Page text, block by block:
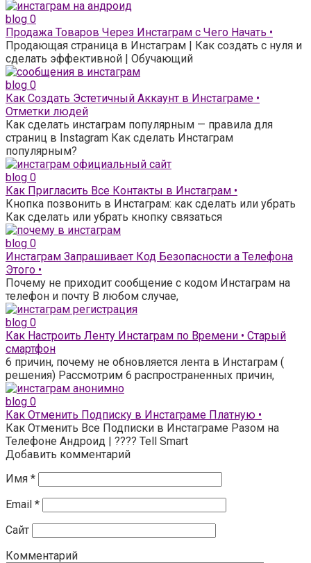
blog 0
Продажа Товаров Через Инстаграм с Чего Начать •
Продающая страница в Инстаграм | Как создать с нуля и
сделать эффективной | Обучающий
blog 0
Как Создать Эстетичный Аккаунт в Инстаграме •
Отметки людей
Как сделать инстаграм популярным — правила для
страниц в Instagram Как сделать Инстаграм
популярным?
blog 0
Как Пригласить Все Контакты в Инстаграм •
Кнопка позвонить в Инстаграм: как сделать или убрать
Как сделать или убрать кнопку связаться
blog 0
Инстаграм Запрашивает Код Безопасности а Телефона
Этого •
Почему не приходит сообщение с кодом Инстаграм на
телефон и почту В любом случае,
blog 0
Как Настроить Ленту Инстаграм по Времени • Старый
смартфон
6 причин, почему не обновляется лента в Инстаграм (
решения) Рассмотрим 6 распространенных причин,
blog 0
Как Отменить Подписку в Инстаграме Платную •
Как Отменить Все Подписки в Инстаграме Разом на
Телефоне Андроид | ???? Tell Smart
Добавить комментарий
Имя *
Email *
Сайт
Комментарий